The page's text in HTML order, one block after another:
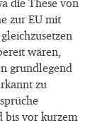
die These von
zur EU mit
wären,
grundlegend
zu
bis vor kurzem